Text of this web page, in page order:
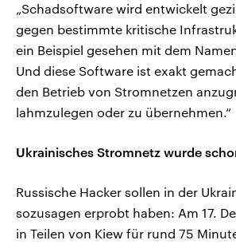
„Schadsoftware wird entwickelt
gegen bestimmte kritische
ein Beispiel gesehen mit dem
Und diese Software ist exakt
den Betrieb von Stromnetzen
lahmzulegen oder zu übernehmen.“
Ukrainisches Stromnetz wurde
Russische Hacker sollen in der
sozusagen erprobt haben: Am 17.
in Teilen von Kiew für rund 75